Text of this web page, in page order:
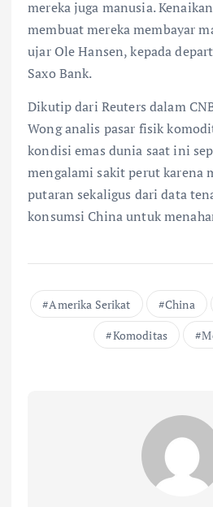
mereka juga manusia.
membuat mereka membayar
ujar Ole Hansen, kepada
Saxo Bank.
Dikutip dari Reuters dalam
Wong analis pasar fisik
kondisi emas dunia saat ini
mengalami sakit perut karena
putaran sekaligus dari data
konsumsi China untuk
Amerika Serikat China
Komoditas